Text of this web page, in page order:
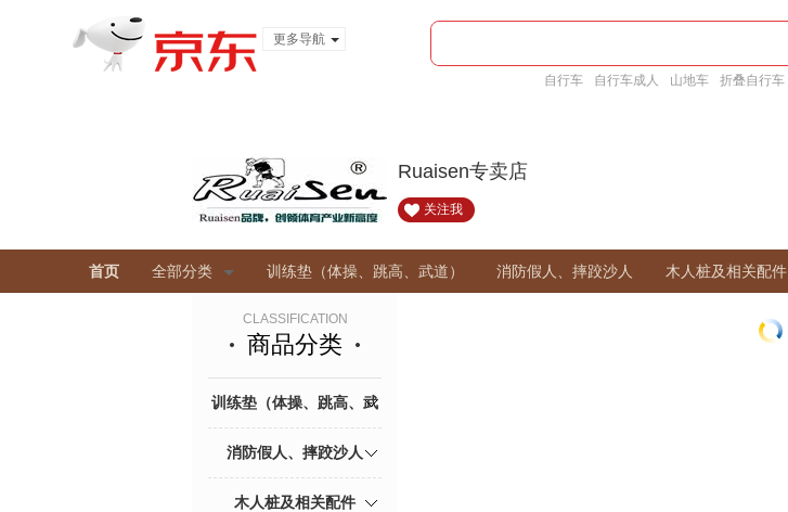
更多导航
自行车 自行车成人 山地车 折叠自行车
Ruaisen专卖店
关注我
首页 全部分类 训练垫（体操、跳高、武道） 消防假人、摔跤沙人 木人桩及相关配件
CLASSIFICATION
商品分类
训练垫（体操、跳高、武
道）
消防假人、摔跤沙人
木人桩及相关配件